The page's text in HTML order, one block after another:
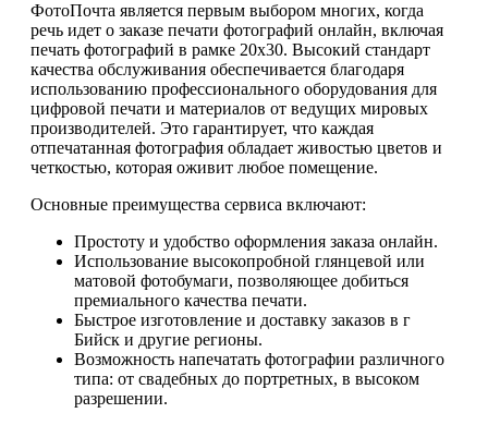
ФотоПочта является первым выбором многих, когда
речь идет о заказе печати фотографий онлайн, включая
печать фотографий в рамке 20х30. Высокий стандарт
качества обслуживания обеспечивается благодаря
использованию профессионального оборудования для
цифровой печати и материалов от ведущих мировых
производителей. Это гарантирует, что каждая
отпечатанная фотография обладает живостью цветов и
четкостью, которая оживит любое помещение.
Основные преимущества сервиса включают:
Простоту и удобство оформления заказа онлайн.
Использование высокопробной глянцевой или
матовой фотобумаги, позволяющее добиться
премиального качества печати.
Быстрое изготовление и доставку заказов в г
Бийск и другие регионы.
Возможность напечатать фотографии различного
типа: от свадебных до портретных, в высоком
разрешении.